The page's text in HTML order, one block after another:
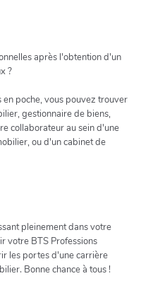
après l'obtention d'un
?
en poche, vous pouvez trouver
gestionnaire de biens,
collaborateur au sein d'une
ou d'un cabinet de
pleinement dans votre
votre BTS Professions
les portes d'une carrière
Bonne chance à tous !